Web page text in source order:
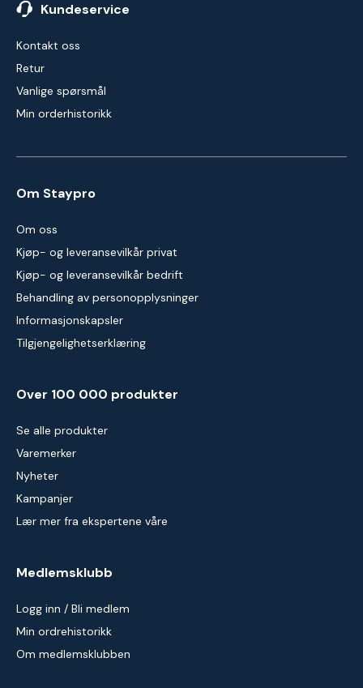
Kundeservice
Kontakt oss
Retur
Vanlige spørsmål
Min orderhistorikk
Om Staypro
Om oss
Kjøp- og leveransevilkår privat
Kjøp- og leveransevilkår bedrift
Behandling av personopplysninger
Informasjonskapsler
Tilgjengelighetserklæring
Over 100 000 produkter
Se alle produkter
Varemerker
Nyheter
Kampanjer
Lær mer fra ekspertene våre
Medlemsklubb
Logg inn / Bli medlem
Min ordrehistorikk
Om medlemsklubben